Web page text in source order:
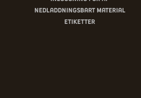
Nedladdningsbart material
Etiketter